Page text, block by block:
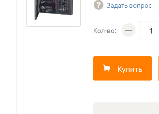
Задать вопрос
Кол-во:
Купить